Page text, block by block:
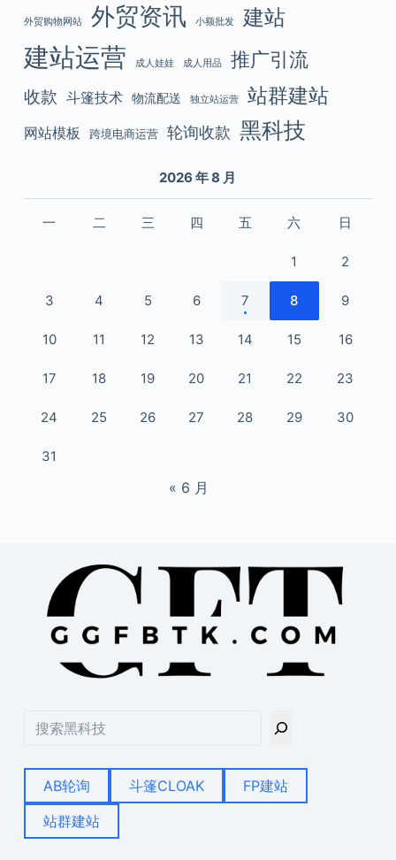
外贸购物网站 外贸资讯 小额批发 建站
建站运营 成人娃娃 成人用品 推广引流
收款 斗篷技术 物流配送 独立站运营 站群建站
网站模板 跨境电商运营 轮询收款 黑科技
2026 年 8 月
一 二 三 四 五 六 日
1 2
3 4 5 6 7 8 9
10 11 12 13 14 15 16
17 18 19 20 21 22 23
24 25 26 27 28 29 30
31
« 6 月
AB轮询 斗篷CLOAK
FP建站
站群建站